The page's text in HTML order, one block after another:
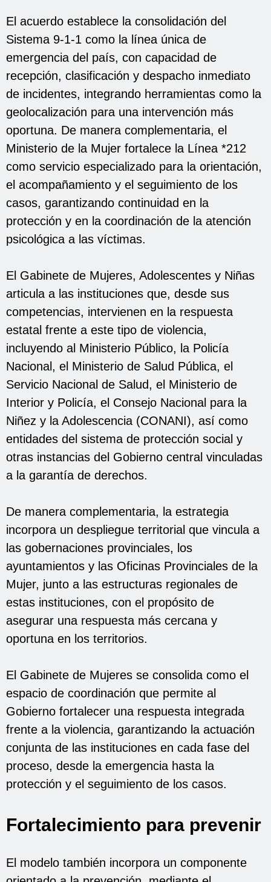
El acuerdo establece la consolidación del
Sistema 9-1-1 como la línea única de
emergencia del país, con capacidad de
recepción, clasificación y despacho inmediato
de incidentes, integrando herramientas como la
geolocalización para una intervención más
oportuna. De manera complementaria, el
Ministerio de la Mujer fortalece la Línea *212
como servicio especializado para la orientación,
el acompañamiento y el seguimiento de los
casos, garantizando continuidad en la
protección y en la coordinación de la atención
psicológica a las víctimas.
El Gabinete de Mujeres, Adolescentes y Niñas
articula a las instituciones que, desde sus
competencias, intervienen en la respuesta
estatal frente a este tipo de violencia,
incluyendo al Ministerio Público, la Policía
Nacional, el Ministerio de Salud Pública, el
Servicio Nacional de Salud, el Ministerio de
Interior y Policía, el Consejo Nacional para la
Niñez y la Adolescencia (CONANI), así como
entidades del sistema de protección social y
otras instancias del Gobierno central vinculadas
a la garantía de derechos.
De manera complementaria, la estrategia
incorpora un despliegue territorial que vincula a
las gobernaciones provinciales, los
ayuntamientos y las Oficinas Provinciales de la
Mujer, junto a las estructuras regionales de
estas instituciones, con el propósito de
asegurar una respuesta más cercana y
oportuna en los territorios.
El Gabinete de Mujeres se consolida como el
espacio de coordinación que permite al
Gobierno fortalecer una respuesta integrada
frente a la violencia, garantizando la actuación
conjunta de las instituciones en cada fase del
proceso, desde la emergencia hasta la
protección y el seguimiento de los casos.
Fortalecimiento para prevenir
El modelo también incorpora un componente